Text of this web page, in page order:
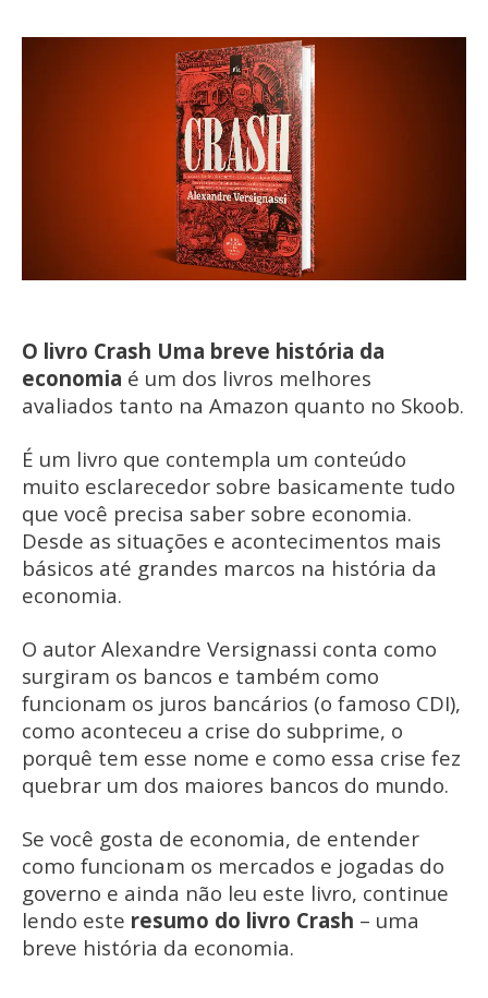
O livro Crash Uma breve história da
economia é um dos livros melhores
avaliados tanto na Amazon quanto no Skoob.
É um livro que contempla um conteúdo
muito esclarecedor sobre basicamente tudo
que você precisa saber sobre economia.
Desde as situações e acontecimentos mais
básicos até grandes marcos na história da
economia.
O autor Alexandre Versignassi conta como
surgiram os bancos e também como
funcionam os juros bancários (o famoso CDI),
como aconteceu a crise do subprime, o
porquê tem esse nome e como essa crise fez
quebrar um dos maiores bancos do mundo.
Se você gosta de economia, de entender
como funcionam os mercados e jogadas do
governo e ainda não leu este livro, continue
lendo este resumo do livro Crash – uma
breve história da economia.